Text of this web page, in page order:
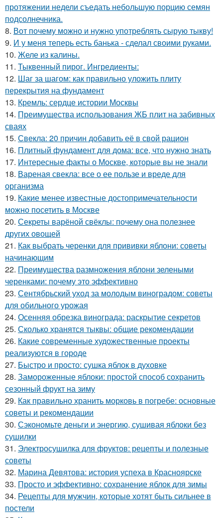
протяжении недели съедать небольшую порцию семян
подсолнечника.
8. Вот почему можно и нужно употреблять сырую тыкву!
9. И у меня теперь есть банька - сделал своими руками.
10. Желе из калины.
11. Тыквенный пирог. Ингредиенты:
12. Шаг за шагом: как правильно уложить плиту
перекрытия на фундамент
13. Кремль: сердце истории Москвы
14. Преимущества использования ЖБ плит на забивных
сваях
15. Свекла: 20 причин добавить её в свой рацион
16. Плитный фундамент для дома: все, что нужно знать
17. Интересные факты о Москве, которые вы не знали
18. Вареная свекла: все о ее пользе и вреде для
организма
19. Какие менее известные достопримечательности
можно посетить в Москве
20. Секреты варёной свёклы: почему она полезнее
других овощей
21. Как выбрать черенки для прививки яблони: советы
начинающим
22. Преимущества размножения яблони зелеными
черенками: почему это эффективно
23. Сентябрьский уход за молодым виноградом: советы
для обильного урожая
24. Осенняя обрезка винограда: раскрытие секретов
25. Сколько хранятся тыквы: общие рекомендации
26. Какие современные художественные проекты
реализуются в городе
27. Быстро и просто: сушка яблок в духовке
28. Замороженные яблоки: простой способ сохранить
сезонный фрукт на зиму
29. Как правильно хранить морковь в погребе: основные
советы и рекомендации
30. Сэкономьте деньги и энергию, сушивая яблоки без
сушилки
31. Электросушилка для фруктов: рецепты и полезные
советы
32. Марина Девятова: история успеха в Красноярске
33. Просто и эффективно: сохранение яблок для зимы
34. Рецепты для мужчин, которые хотят быть сильнее в
постели